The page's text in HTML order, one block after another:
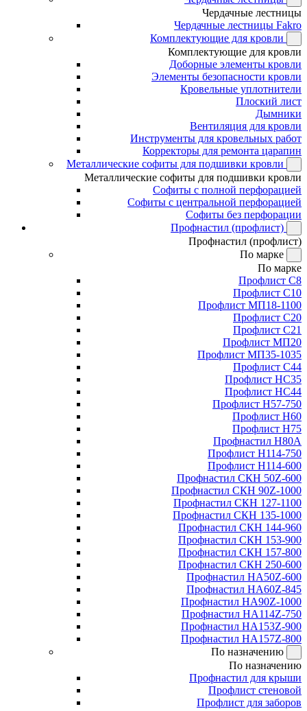
Чердачные лестницы
Чердачные лестницы Fakro
Комплектующие для кровли
Комплектующие для кровли
Доборные элементы кровли
Элементы безопасности кровли
Кровельные уплотнители
Плоский лист
Дымники
Вентиляция для кровли
Инструменты для кровельных работ
Корректоры для ремонта царапин
Металлические софиты для подшивки кровли
Металлические софиты для подшивки кровли
Софиты с полной перфорацией
Софиты с центральной перфорацией
Софиты без перфорации
Профнастил (профлист)
Профнастил (профлист)
По марке
По марке
Профлист С8
Профлист С10
Профлист МП18-1100
Профлист С20
Профлист С21
Профлист МП20
Профлист МП35-1035
Профлист С44
Профлист НС35
Профлист НС44
Профлист Н57-750
Профлист Н60
Профлист Н75
Профнастил Н80А
Профлист Н114-750
Профлист Н114-600
Профнастил СКН 50Z-600
Профнастил СКН 90Z-1000
Профнастил СКН 127-1100
Профнастил СКН 135-1000
Профнастил СКН 144-960
Профнастил СКН 153-900
Профнастил СКН 157-800
Профнастил СКН 250-600
Профнастил НА50Z-600
Профнастил НА60Z-845
Профнастил НА90Z-1000
Профнастил НА114Z-750
Профнастил НА153Z-900
Профнастил НА157Z-800
По назначению
По назначению
Профнастил для крыши
Профлист стеновой
Профлист для заборов